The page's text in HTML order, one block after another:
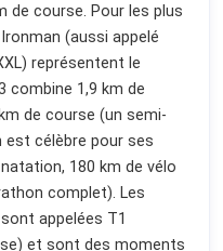
de course. Pour les plus
(aussi appelé
représentent le
combine 1,9 km de
de course (un semi-
est célèbre pour ses
180 km de vélo
complet). Les
appelées T1
et sont des moments